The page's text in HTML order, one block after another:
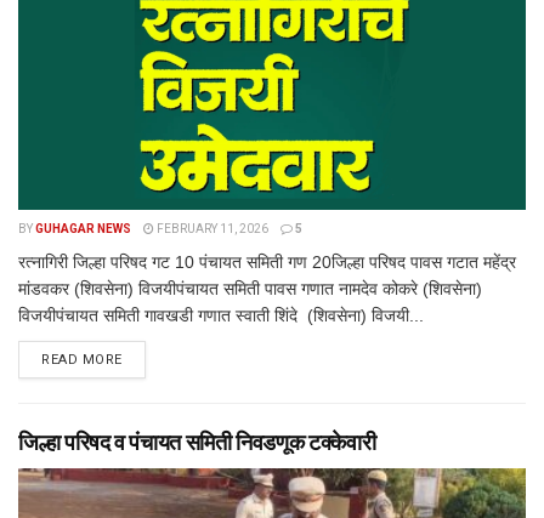
BYGUHAGAR NEWS FEBRUARY 11, 2026 5
रत्नागिरी जिल्हा परिषद गट 10 पंचायत समिती गण 20जिल्हा परिषद पावस गटात महेंद्र
मांडवकर (शिवसेना) विजयीपंचायत समिती पावस गणात नामदेव कोकरे (शिवसेना)
विजयीपंचायत समिती गावखडी गणात स्वाती शिंदे (शिवसेना) विजयी...
READ MOREDETAILS
जिल्हा परिषद व पंचायत समिती निवडणूक टक्केवारी